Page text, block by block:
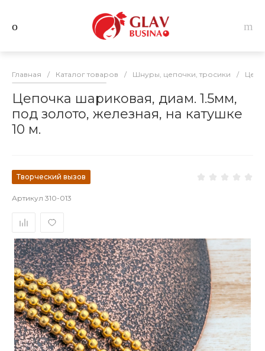
Главная / Каталог товаров / Шнуры, цепочки, тросики /
Цепочка шариковая, диам. 1.5мм,
под золото, железная, на катушке
10 м.
Творческий вызов
Артикул 310-013